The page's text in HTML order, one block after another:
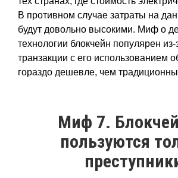
В противном случае затраты на
будут довольно высокими. Миф о
технологии блокчейн популярен из-
транзакции с его использованием
гораздо дешевле, чем
Миф 7.
пользуются